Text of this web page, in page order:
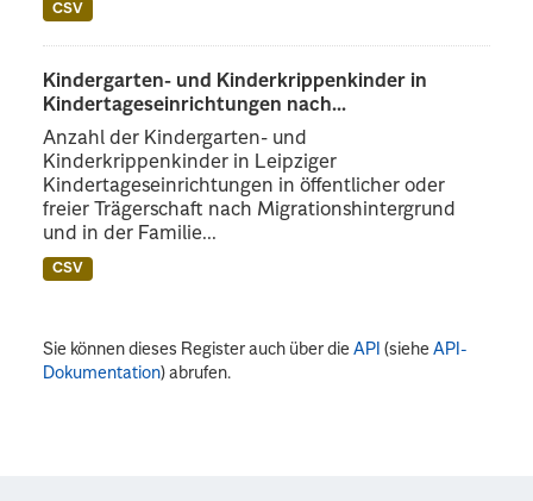
CSV
Kindergarten- und Kinderkrippenkinder in
Kindertageseinrichtungen nach...
Anzahl der Kindergarten- und
Kinderkrippenkinder in Leipziger
Kindertageseinrichtungen in öffentlicher oder
freier Trägerschaft nach Migrationshintergrund
und in der Familie...
CSV
Sie können dieses Register auch über dieAPI (sieheAPI-
Dokumentation) abrufen.